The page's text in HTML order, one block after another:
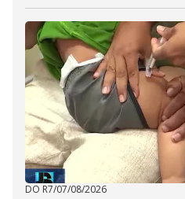
DO R7/07/08/2026